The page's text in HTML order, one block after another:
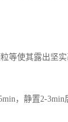
等使其露出坚
，静置2-